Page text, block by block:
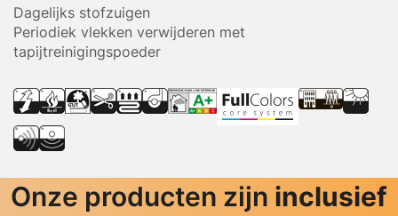
Dagelijks stofzuigen
Periodiek vlekken verwijderen met
tapijtreinigingspoeder
Onze producten zijn inclusief